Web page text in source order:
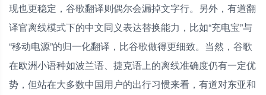
现也更稳定，谷歌翻译则偶尔会漏掉文字行。另外，有道翻
译官离线模式下的中文同义表达替换能力，比如“充电宝”与
“移动电源”的归一化翻译，比谷歌做得更细致。当然，谷歌
在欧洲小语种如波兰语、捷克语上的离线准确度仍有一定优
势，但站在大多数中国用户的出行习惯来看，有道对东亚和